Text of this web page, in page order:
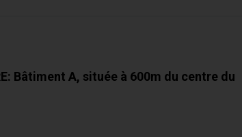
Bâtiment A, située à 600m du centre du